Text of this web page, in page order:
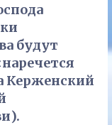
будут
Керженский